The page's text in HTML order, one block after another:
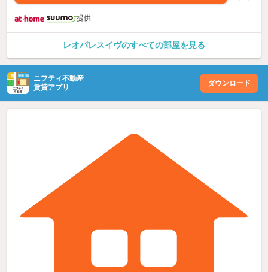
提供
レオパレスイヴのすべての部屋を見る
ニフティ不動産
賃貸アプリ
ダウンロード